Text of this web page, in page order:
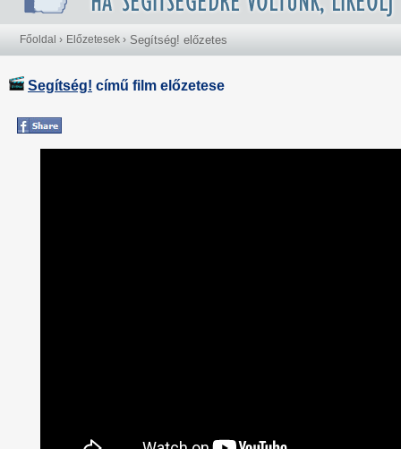
Főoldal › Előzetesek › Segítség! előzetes
Segítség! című film előzetese